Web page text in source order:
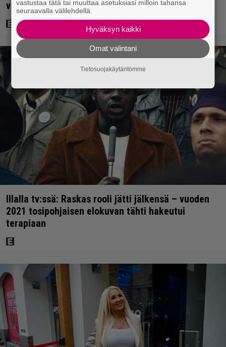
vuodelta 2020 – ”Tehty isolla sydämellä”
Illalla tv:ssä: Raskas rooli jätti jälkensä – vuoden
2021 tosipohjaisen elokuvan tähti hakeutui
terapiaan
vastustaa tätä tai muuttaa asetuksiasi milloin tahansa
seuraavalla välilehdellä.
Hyväksyn kaikki
Omat valintani
Tietosuojakäytäntömme